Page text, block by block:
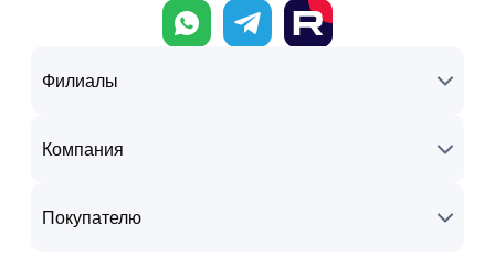
Филиалы
Компания
Покупателю